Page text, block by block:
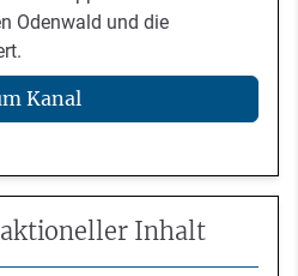
Odenwald und die
Kanal
Inhalt